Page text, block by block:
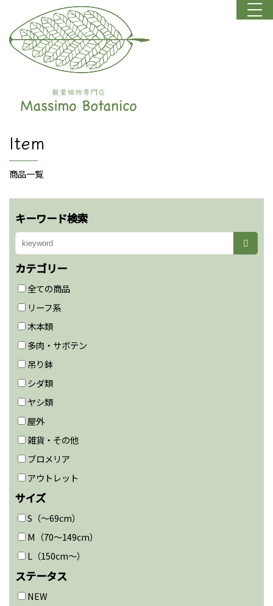
Item
商品一覧
キーワード検索
カテゴリー
全ての商品
リーフ系
木本類
多肉・サボテン
吊り鉢
シダ類
ヤシ類
屋外
雑貨・その他
ブロメリア
アウトレット
サイズ
S（〜69cm）
M（70〜149cm）
L（150cm〜）
ステータス
NEW